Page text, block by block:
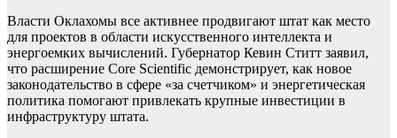
Власти Оклахомы все активнее продвигают штат как место
для проектов в области искусственного интеллекта и
энергоемких вычислений. Губернатор Кевин Ститт заявил,
что расширение Core Scientific демонстрирует, как новое
законодательство в сфере «за счетчиком» и энергетическая
политика помогают привлекать крупные инвестиции в
инфраструктуру штата.